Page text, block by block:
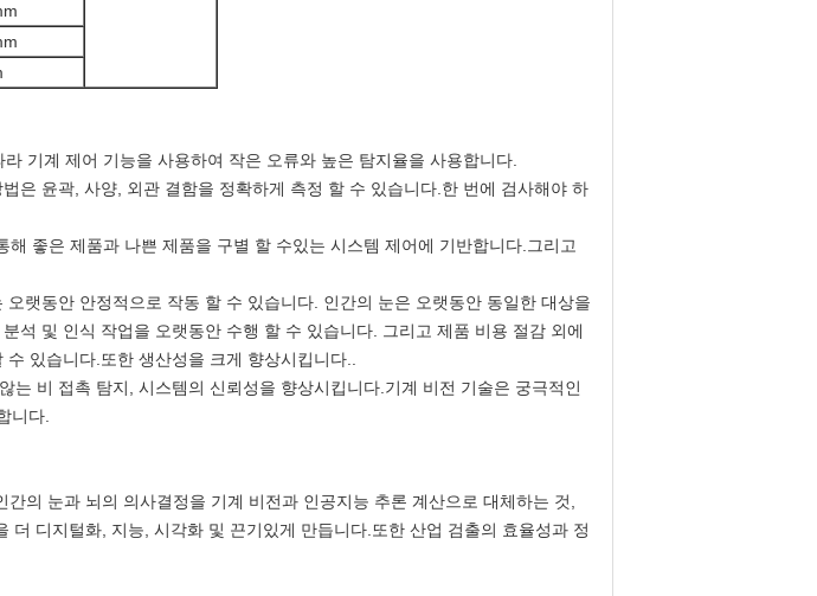
기계 제어 기능을 사용하여 작은 오류와 높은 탐지율을 사용합니다.
은 윤곽, 사양, 외관 결함을 정확하게 측정 할 수 있습니다.한 번에 검사해야 하
좋은 제품과 나쁜 제품을 구별 할 수있는 시스템 제어에 기반합니다.그리고
랫동안 안정적으로 작동 할 수 있습니다. 인간의 눈은 오랫동안 동일한 대상을
석 및 인식 작업을 오랫동안 수행 할 수 있습니다. 그리고 제품 비용 절감 외에
있습니다.또한 생산성을 크게 향상시킵니다..
비 접촉 탐지, 시스템의 신뢰성을 향상시킵니다.기계 비전 기술은 궁극적인
니다.
의 눈과 뇌의 의사결정을 기계 비전과 인공지능 추론 계산으로 대체하는 것,
디지털화, 지능, 시각화 및 끈기있게 만듭니다.또한 산업 검출의 효율성과 정